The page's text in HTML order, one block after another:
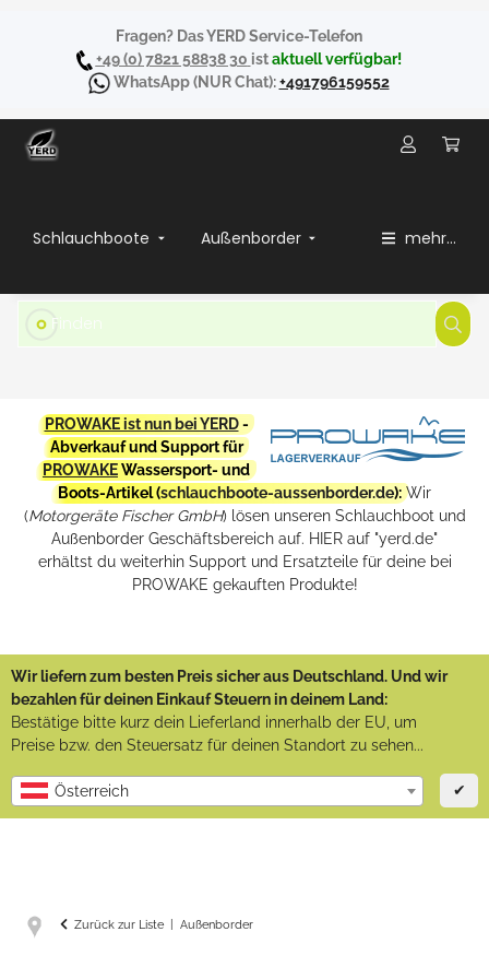
Fragen? Das YERD Service-Telefon
+49 (0) 7821 58838 30 istaktuell verfügbar!
WhatsApp(NUR Chat):+491796159552
Schlauchboote Außenborder mehr...
PROWAKE ist nun bei YERD-
Abverkauf und Support für
PROWAKEWassersport- und
Boots-Artikel (schlauchboote-aussenborder.de): Wir
(Motorgeräte Fischer GmbH) lösen unseren Schlauchboot und
Außenborder Geschäftsbereich auf. HIER auf "yerd.de"
erhältst du weiterhin Support und Ersatzteile für deine bei
PROWAKE gekauften Produkte!
Wir liefern zum besten Preis sicher aus Deutschland. Und wir
bezahlen für deinen Einkauf Steuern in deinem Land:
Bestätige bitte kurz dein Lieferland innerhalb der EU, um
Preise bzw. den Steuersatz für deinen Standort zu sehen...
Österreich ✔
Zurück zur Liste Außenborder